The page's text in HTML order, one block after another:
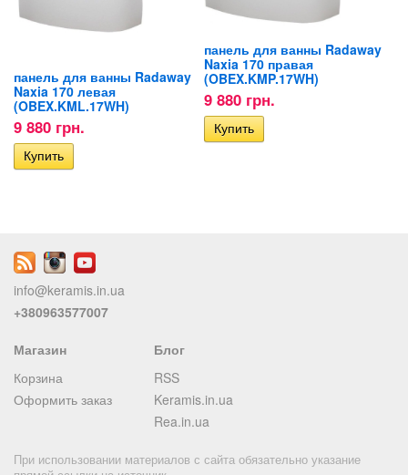
панель для ванны Radaway
Naxia 170 левая
(OBEX.KML.17WH)
9 880 грн.
панель для ванны Radaway
Naxia 170 правая
(OBEX.KMP.17WH)
9 880 грн.
info@keramis.in.ua
+380963577007
Магазин
Корзина
Оформить заказ
Блог
RSS
Keramis.in.ua
Rea.in.ua
При использовании материалов с сайта обязательно указание